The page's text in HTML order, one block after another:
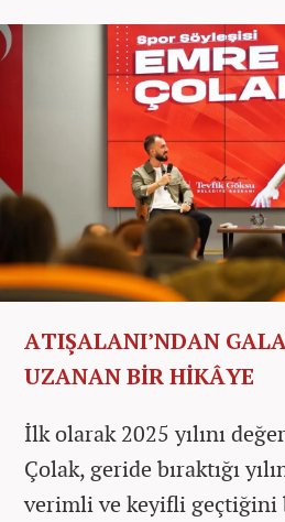
ATIŞALANI’NDAN
UZANAN BİR HİKÂYE
İlk olarak 2025 yılını
Çolak, geride bıraktığı
verimli ve keyifli geçtiğini